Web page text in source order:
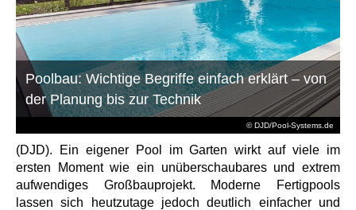
© DJD/Pool-Systems.de
Poolbau: Wichtige Begriffe einfach erklärt – von
der Planung bis zur Technik
(DJD). Ein eigener Pool im Garten wirkt auf viele im
ersten Moment wie ein unüberschaubares und extrem
aufwendiges Großbauprojekt. Moderne Fertigpools
lassen sich heutzutage jedoch deutlich einfacher und